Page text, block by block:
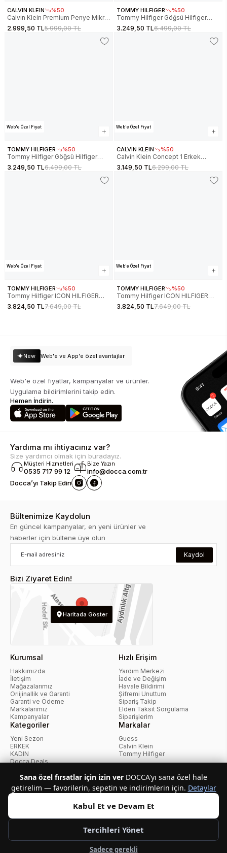
CALVIN KLEIN %50
Calvin Klein Premium Penye Mikro
Monologolu Kapüşonlu Erkek
Siyah Sweatshirt LV04RC281G-UB1
2.999,50 TL5.999,00 TL
TOMMY HILFIGER %50
Tommy Hilfiger Göğsü Hilfiger
Eklemeli Erkek
SweatshirtMW0MW37361BDS
3.249,50 TL6.499,00 TL
Web'e Özel Fiyat
TOMMY HILFIGER %50
Tommy Hilfiger Göğsü Hilfiger
Eklemeli Erkek Sweatshirt
MW0MW37361DW5
3.249,50 TL6.499,00 TL
Web'e Özel Fiyat
CALVIN KLEIN %50
Calvin Klein Concept 1 Erkek
Beyaz Sweatshirts LV04RC227G-
YAS
3.149,50 TL6.299,00 TL
Web'e Özel Fiyat
TOMMY HILFIGER %50
Tommy Hilfiger ICON HILFIGER
HOODIE Erkek Bej Sweatshirt
MW0MW39586ACG
3.824,50 TL7.649,00 TL
Web'e Özel Fiyat
TOMMY HILFIGER %50
Tommy Hilfiger ICON HILFIGER
HOODIE Erkek Siyah Sweatshirt
MW0MW39586BDS
3.824,50 TL7.649,00 TL
Sana özel fırsatlar için izin ver DOCCA'yı sana özel hale
getirelim — favorilerin, sepetin ve indirimlerin için. Detaylar
Kabul Et ve Devam Et
Tercihleri Yönet
Sadece gerekli
New Web'e ve App'e özel avantajlar
Web'e özel fiyatlar, kampanyalar ve ürünler.
Uygulama bildirimlerini takip edin.
Hemen İndirin.
Yardıma mı ihtiyacınız var?
Size yardımcı olmak için buradayız.
Müşteri Hizmetleri
0535 717 99 12
Bize Yazın
info@docca.com.tr
Docca’yı Takip Edin
Bültenimize Kaydolun
En güncel kampanyalar, en yeni ürünler ve
haberler için bültene üye olun
Kaydol
Bizi Ziyaret Edin!
Haritada Göster
Kurumsal
Hakkımızda
İletişim
Mağazalarımız
Oriijinallik ve Garanti
Garanti ve Ödeme
Markalarımız
Kampanyalar
Hızlı Erişim
Yardım Merkezi
İade ve Değişim
Havale Bildirimi
Şifremi Unuttum
Sipariş Takip
Elden Taksit Sorgulama
Siparişlerim
Kategoriler
Yeni Sezon
ERKEK
KADIN
Docca Deals
Markalar
Guess
Calvin Klein
Tommy Hilfiger
KvKK PolitikasıKullanıcı SözleşmesiMesafeli Satış Sözleşmesi
İptal ve İade PolitikasıÇerez Politikası
Telif Hakkı © 2026 Docca.com.tr Tüm hakları saklıdır.